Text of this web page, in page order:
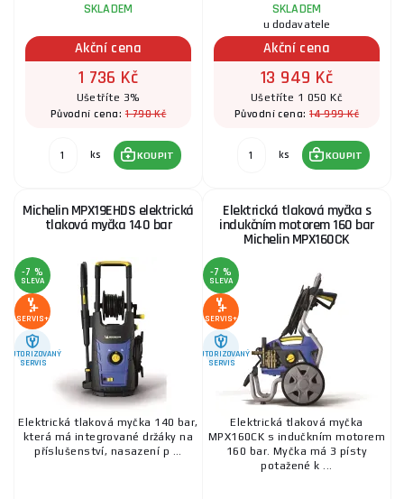
SKLADEM
Akční cena
1 736 Kč
Ušetříte 3%
Původní cena:1 790 Kč
ks KOUPIT
SKLADEM
u dodavatele
Akční cena
13 949 Kč
Ušetříte 1 050 Kč
Původní cena:14 999 Kč
ks KOUPIT
Michelin MPX19EHDS elektrická
tlaková myčka 140 bar
-7 %
SLEVA
SERVIS+
AUTORIZOVANÝ
SERVIS
Elektrická tlaková myčka 140 bar,
která má integrované držáky na
příslušenství, nasazení p ...
Elektrická tlaková myčka s
indukčním motorem 160 bar
Michelin MPX160CK
-7 %
SLEVA
SERVIS+
AUTORIZOVANÝ
SERVIS
Elektrická tlaková myčka
MPX160CK s indučkním motorem
160 bar. Myčka má 3 písty
potažené k ...